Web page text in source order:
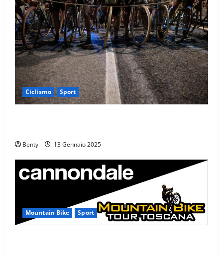
Ciclismo Sport
Benty 13 Gennaio 2025
Mountain Bike Sport